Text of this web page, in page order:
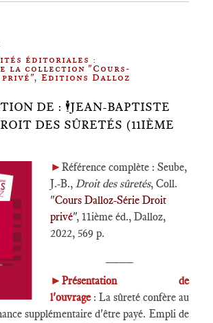
éditoriales :
la collection "Cours-
Editions Dalloz
DE : 🕴️JEAN-BAPTISTE
DES SÛRETÉS (11IÈME
► Référence complète : Seube,
J.-B., Droit des sûretés, Coll.
"Cours Dalloz-Série Droit
privé", 11ième éd., Dalloz,
2022, 569 p.
► Présentation de
l'ouvrage: La sûreté confère au
supplémentaire d'être payé. Empli de